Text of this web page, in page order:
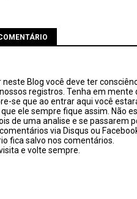
neste Blog você deve ter
registros. Tenha em
se que ao entrar aqui você
ele sempre fique assim. Não
de uma analise e se passarem
via Disqus ou
fica salvo nos comentários.
e volte sempre.